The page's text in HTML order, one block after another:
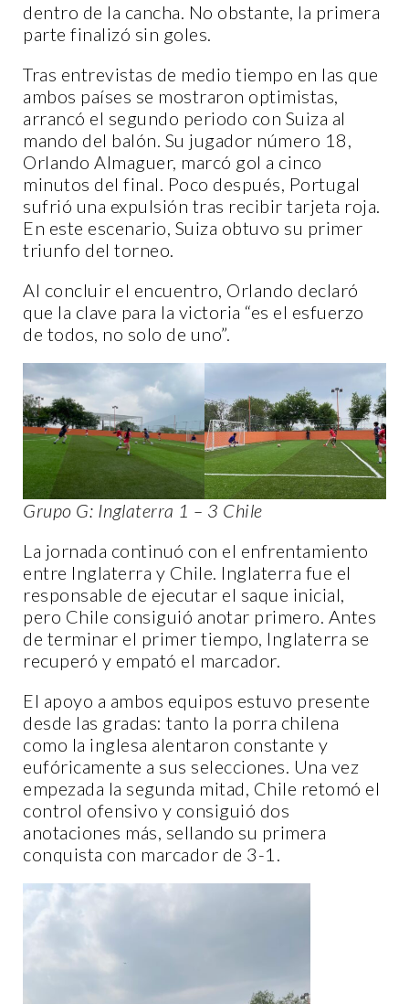
dentro de la cancha. No obstante, la primera
parte finalizó sin goles.
Tras entrevistas de medio tiempo en las que
ambos países se mostraron optimistas,
arrancó el segundo periodo con Suiza al
mando del balón. Su jugador número 18,
Orlando Almaguer, marcó gol a cinco
minutos del final. Poco después, Portugal
sufrió una expulsión tras recibir tarjeta roja.
En este escenario, Suiza obtuvo su primer
triunfo del torneo.
Al concluir el encuentro, Orlando declaró
que la clave para la victoria “es el esfuerzo
de todos, no solo de uno”.
Grupo G: Inglaterra 1 – 3 Chile
La jornada continuó con el enfrentamiento
entre Inglaterra y Chile. Inglaterra fue el
responsable de ejecutar el saque inicial,
pero Chile consiguió anotar primero. Antes
de terminar el primer tiempo, Inglaterra se
recuperó y empató el marcador.
El apoyo a ambos equipos estuvo presente
desde las gradas: tanto la porra chilena
como la inglesa alentaron constante y
eufóricamente a sus selecciones. Una vez
empezada la segunda mitad, Chile retomó el
control ofensivo y consiguió dos
anotaciones más, sellando su primera
conquista con marcador de 3-1.